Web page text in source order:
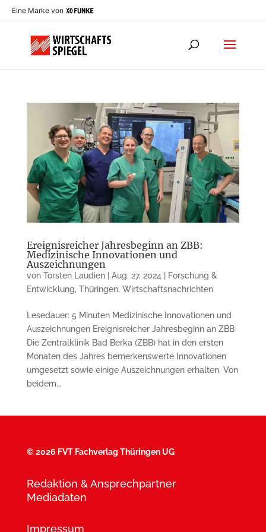
Eine Marke von
Ereignisreicher Jahresbeginn an ZBB:
Medizinische Innovationen und
Auszeichnungen
von Torsten Laudien| Aug. 27, 2024 | Forschung &
Entwicklung, Thüringen, Wirtschaftsnachrichten
Lesedauer: 5 Minuten Medizinische Innovationen und
Auszeichnungen Ereignisreicher Jahresbeginn an ZBB
Die Zentralklinik Bad Berka (ZBB) hat in den ersten
Monaten des Jahres bemerkenswerte Innovationen
umgesetzt sowie einige Auszeichnungen erhalten. Von
beidem...
©2026 FVT Fachverlag Thüringen UG
Redaktion & Ansprechpartner
Mediadaten
Impressum